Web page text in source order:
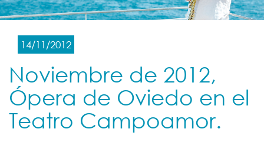
14/11/2012
Noviembre de 2012,
Ópera de Oviedo en el
Teatro Campoamor.